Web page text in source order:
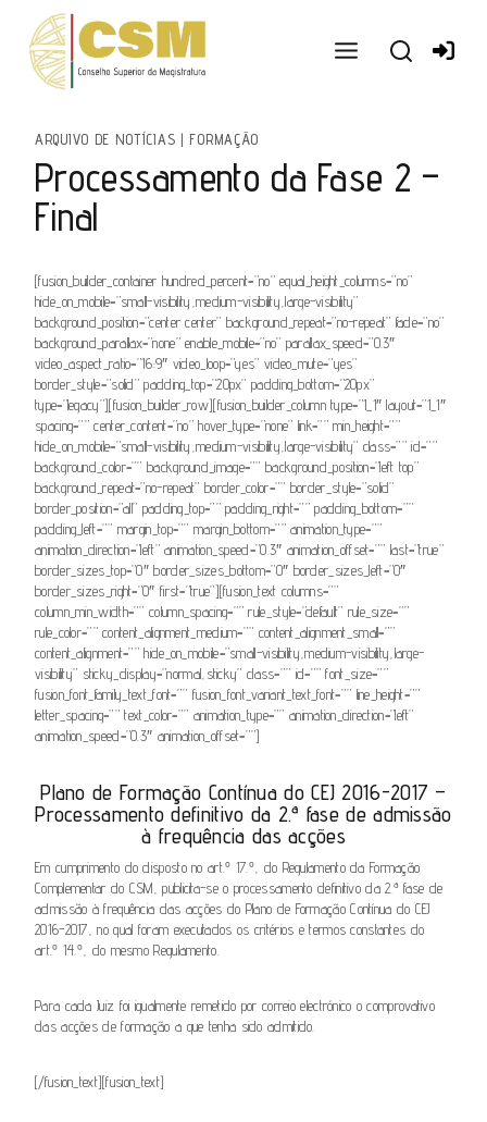
conteúdo
ARQUIVO DE NOTÍCIAS | FORMAÇÃO
Processamento da Fase 2 –
Final
[fusion_builder_container hundred_percent=”no” equal_height_columns=”no”
hide_on_mobile=”small-visibility,medium-visibility,large-visibility”
background_position=”center center” background_repeat=”no-repeat” fade=”no”
background_parallax=”none” enable_mobile=”no” parallax_speed=”0.3″
video_aspect_ratio=”16:9″ video_loop=”yes” video_mute=”yes”
border_style=”solid” padding_top=”20px” padding_bottom=”20px”
type=”legacy”][fusion_builder_row][fusion_builder_column type=”1_1″ layout=”1_1″
spacing=”” center_content=”no” hover_type=”none” link=”” min_height=””
hide_on_mobile=”small-visibility,medium-visibility,large-visibility” class=”” id=””
background_color=”” background_image=”” background_position=”left top”
background_repeat=”no-repeat” border_color=”” border_style=”solid”
border_position=”all” padding_top=”” padding_right=”” padding_bottom=””
padding_left=”” margin_top=”” margin_bottom=”” animation_type=””
animation_direction=”left” animation_speed=”0.3″ animation_offset=”” last=”true”
border_sizes_top=”0″ border_sizes_bottom=”0″ border_sizes_left=”0″
border_sizes_right=”0″ first=”true”][fusion_text columns=””
column_min_width=”” column_spacing=”” rule_style=”default” rule_size=””
rule_color=”” content_alignment_medium=”” content_alignment_small=””
content_alignment=”” hide_on_mobile=”small-visibility,medium-visibility,large-
visibility” sticky_display=”normal,sticky” class=”” id=”” font_size=””
fusion_font_family_text_font=”” fusion_font_variant_text_font=”” line_height=””
letter_spacing=”” text_color=”” animation_type=”” animation_direction=”left”
animation_speed=”0.3″ animation_offset=””]
Plano de Formação Contínua do CEJ 2016-2017 –
Processamento definitivo da 2.ª fase de admissão
à frequência das acções
Em cumprimento do disposto no art.º 17.º, do Regulamento da Formação
Complementar do CSM, publicita-se o processamento definitivo da 2.ª fase de
admissão à frequência das acções do Plano de Formação Contínua do CEJ
2016-2017, no qual foram executados os critérios e termos constantes do
art.º 14.º, do mesmo Regulamento.
Para cada Juiz foi igualmente remetido por correio electrónico o comprovativo
das acções de formação a que tenha sido admitido.
[/fusion_text][fusion_text]